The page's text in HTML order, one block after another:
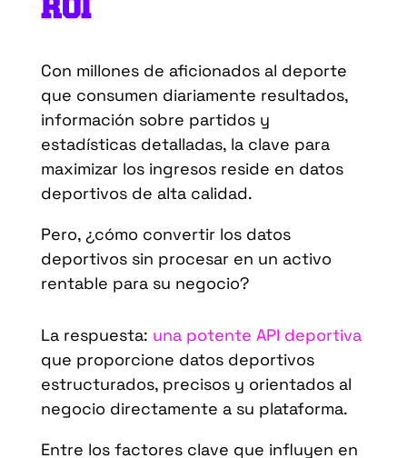
ROI
Con millones de aficionados al deporte
que consumen diariamente resultados,
información sobre partidos y
estadísticas detalladas, la clave para
maximizar los ingresos reside en datos
deportivos de alta calidad.
Pero, ¿cómo convertir los datos
deportivos sin procesar en un activo
rentable para su negocio?
La respuesta: una potente API deportiva
que proporcione datos deportivos
estructurados, precisos y orientados al
negocio directamente a su plataforma.
Entre los factores clave que influyen en